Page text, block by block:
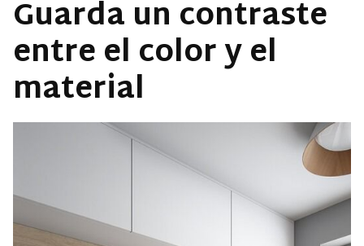
Guarda un contraste
entre el color y el
material